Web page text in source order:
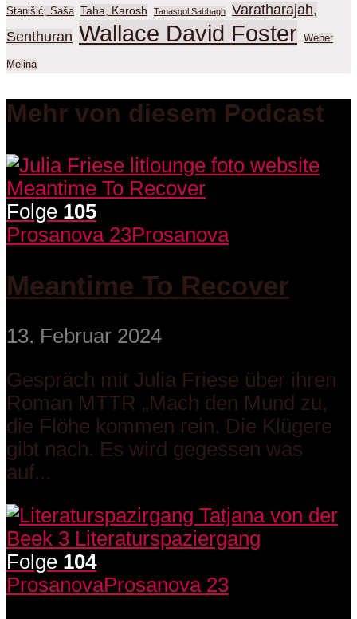
Stanišić, Saša Taha, Karosh Tanasgol Sabbagh
Varatharajah,
Senthuran Wallace David Foster Weber
Melina
Mehr von diesem Podcast
Folge 105
Prosanova 23Prosanova
Meantime To Recover
13. Februar 2024
Gespräch mit Julia Friese über ihren
Roman MTTR „Mach den Mund zu,
die Flöhe kommen rein. Die Klügere
gibt nach. Es wird gegessen was
auf...
Folge 104
ProsanovaProsanova 23